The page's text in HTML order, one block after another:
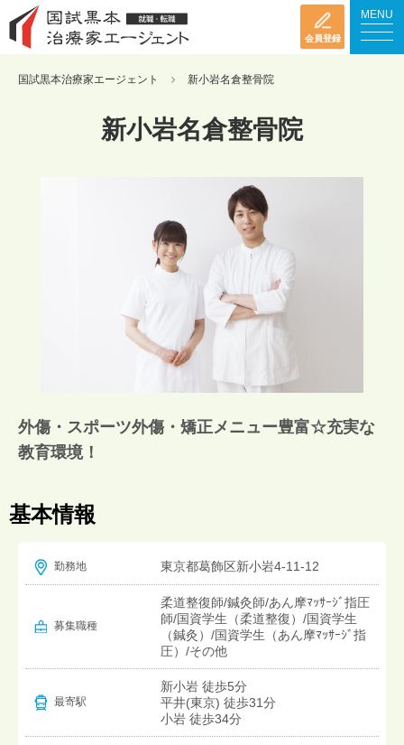
会員登録
MENU
国試黒本治療家エージェント 新小岩名倉整骨院
新小岩名倉整骨院
外傷・スポーツ外傷・矯正メニュー豊富☆充実な
教育環境！
基本情報
勤務地 東京都葛飾区新小岩4-11-12
募集職種
柔道整復師/鍼灸師/あん摩ﾏｯｻｰｼﾞ指圧
師/国資学生（柔道整復）/国資学生
（鍼灸）/国資学生（あん摩ﾏｯｻｰｼﾞ指
圧）/その他
最寄駅
新小岩 徒歩5分
平井(東京) 徒歩31分
小岩 徒歩34分